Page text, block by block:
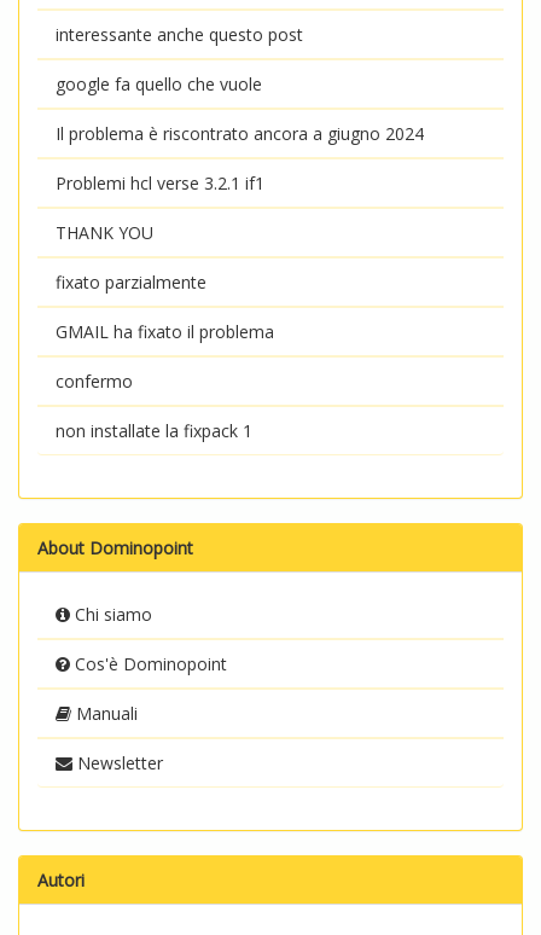
interessante anche questo post
google fa quello che vuole
Il problema è riscontrato ancora a giugno 2024
Problemi hcl verse 3.2.1 if1
THANK YOU
fixato parzialmente
GMAIL ha fixato il problema
confermo
non installate la fixpack 1
About Dominopoint
Chi siamo
Cos'è Dominopoint
Manuali
Newsletter
Autori